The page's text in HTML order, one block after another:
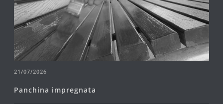
21/07/2026
Panchina impregnata